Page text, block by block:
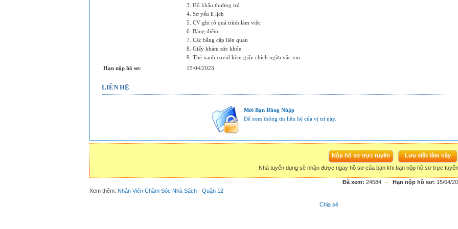
3. Hộ khẩu thường trú
4. Sơ yếu lí lịch
5. CV ghi rõ quá trình làm việc
6. Bảng điểm
7. Các bằng cấp liên quan
8. Giấy khám sức khỏe
9. Thẻ xanh covid kèm giấy chích ngừa vắc xin
Hạn nộp hồ sơ:
15/04/2023
LIÊN HỆ
Mời Bạn Đăng Nhập
Để xem thông tin liên hệ của vị trí này.
Nhà tuyển dụng sẽ nhận được ngay hồ sơ của bạn khi bạn nộp hồ sơ trực tuyến
Đã xem: 24584 - Hạn nộp hồ sơ: 15/04/
Xem thêm: Nhân Viên Chăm Sóc Nhà Sách - Quận 12
Chia sẻ